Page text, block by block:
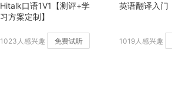
Hitalk口语1V1【测评+学
习方案定制】
1023人感兴趣 免费试听
英语翻译入门
1019人感兴趣